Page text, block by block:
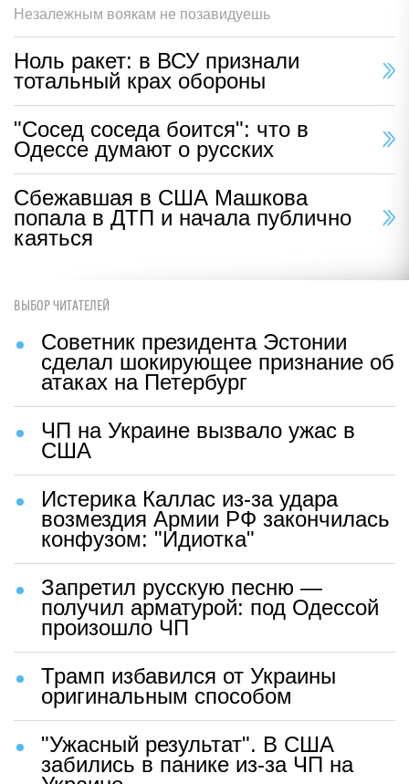
Незалежным воякам не позавидуешь
Ноль ракет: в ВСУ признали
тотальный крах обороны
"Сосед соседа боится": что в
Одессе думают о русских
Сбежавшая в США Машкова
попала в ДТП и начала публично
каяться
ВЫБОР ЧИТАТЕЛЕЙ
Советник президента Эстонии
сделал шокирующее признание об
атаках на Петербург
ЧП на Украине вызвало ужас в
США
Истерика Каллас из-за удара
возмездия Армии РФ закончилась
конфузом: "Идиотка"
Запретил русскую песню —
получил арматурой: под Одессой
произошло ЧП
Трамп избавился от Украины
оригинальным способом
"Ужасный результат". В США
забились в панике из-за ЧП на